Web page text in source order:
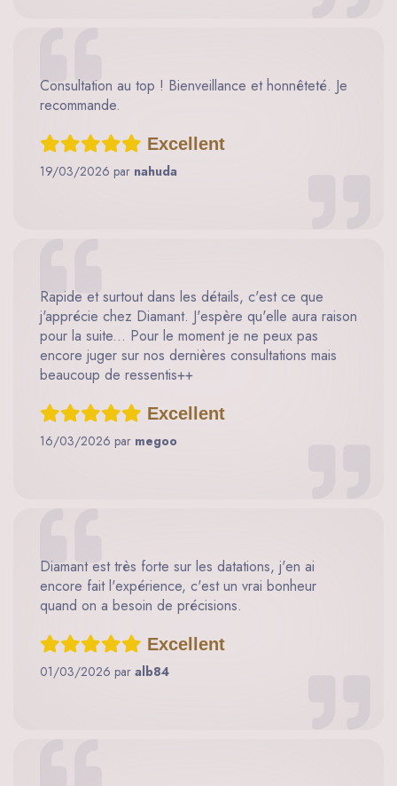
Consultation au top ! Bienveillance et honnêteté. Je
recommande.
Excellent
19/03/2026 par nahuda
Rapide et surtout dans les détails, c'est ce que
j'apprécie chez Diamant. J'espère qu'elle aura raison
pour la suite... Pour le moment je ne peux pas
encore juger sur nos dernières consultations mais
beaucoup de ressentis++
Excellent
16/03/2026 par megoo
Diamant est très forte sur les datations, j'en ai
encore fait l'expérience, c'est un vrai bonheur
quand on a besoin de précisions.
Excellent
01/03/2026 par alb84